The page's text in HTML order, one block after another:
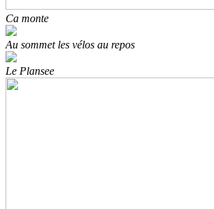
Ca monte
Au sommet les vélos au repos
Le Plansee